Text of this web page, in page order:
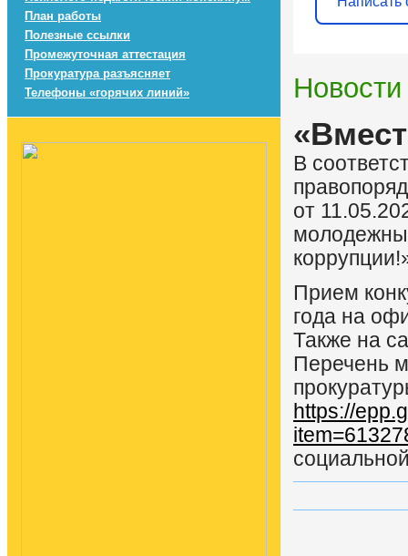
План работы
Полезные ссылки
Промежуточная аттестация
Прокуратура разъясняет
Телефоны «горячих линий»
Новости
В
от
Прием
года на
Также на
Перечень
https://